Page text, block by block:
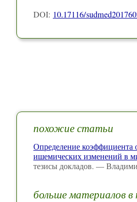
DOI: 10.17116/
похожие статьи
Определение коэффициента
ишемических изменений в
тезисы докладов. —
больше материалов в